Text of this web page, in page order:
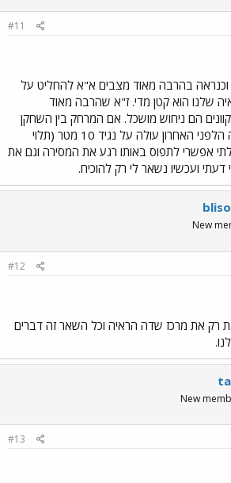
#11
וכנראה בהרבה מאוד מצבים א"א להחליט על
שלנו הוא קטן מדי. ז"א שהרבה מאוד
הם ניחוש מושכל. אם המרחק בין השחקן
שמוסר לקו ההגנה הלפני האחרון עולה על נגיד 10 מטר (תלוי
אפשרי לתפוס באותו רגע את המסירה וגם את
דעתי ועכשיו נשאר לי רק להוכיח.
New
#12
רק את מרכז שדה הראיה וכל השאר זה דברים
New
#13